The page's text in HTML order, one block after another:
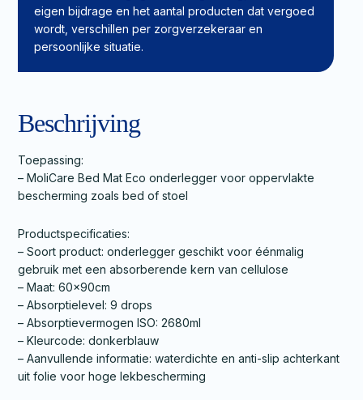
drops
aantal
eigen bijdrage en het aantal producten dat vergoed
wordt, verschillen per zorgverzekeraar en
persoonlijke situatie.
Beschrijving
Toepassing:
– MoliCare Bed Mat Eco onderlegger voor oppervlakte
bescherming zoals bed of stoel
Productspecificaties:
– Soort product: onderlegger geschikt voor éénmalig
gebruik met een absorberende kern van cellulose
– Maat: 60x90cm
– Absorptielevel: 9 drops
– Absorptievermogen ISO: 2680ml
– Kleurcode: donkerblauw
– Aanvullende informatie: waterdichte en anti-slip achterkant
uit folie voor hoge lekbescherming